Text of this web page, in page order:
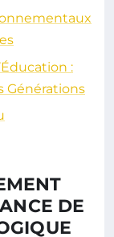
:
Générations
DE